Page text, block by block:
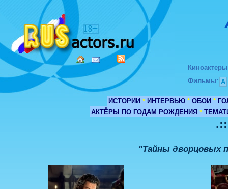
Киноактеры
Фильмы: А
ИСТОРИИ * ИНТЕРВЬЮ * ОБОИ *
АКТЁРЫ ПО ГОДАМ РОЖДЕНИЯ *
"Тайны дворцовых